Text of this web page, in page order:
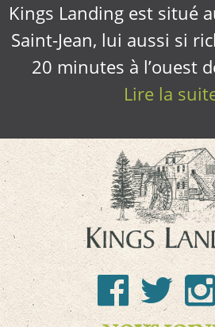
Kings Landing est situé
Saint-Jean, lui aussi si
20 minutes à l’ouest
Lire la